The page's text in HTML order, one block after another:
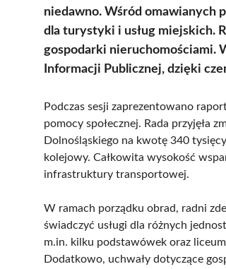
niedawno. Wśród omawianych
dla turystyki i usług miejskich.
gospodarki nieruchomościami.
Informacji Publicznej, dzięki
Podczas sesji zaprezentowano
pomocy społecznej. Rada przyjęła
Dolnośląskiego na kwotę 340
kolejowy. Całkowita wysokość
infrastruktury transportowej.
W ramach porządku obrad, radni
świadczyć usługi dla różnych
m.in. kilku podstawówek oraz
Dodatkowo, uchwały dotyczące